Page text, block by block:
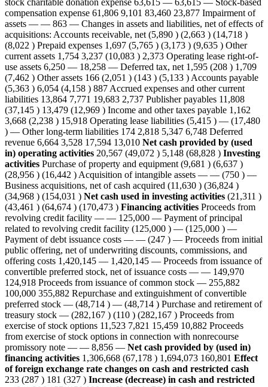
stock charitable donation expense 63,615 — 63,615 — Stock-based
compensation expense 61,806 9,101 83,460 23,877 Impairment of
assets — — 863 — Changes in assets and liabilities, net of effects of
acquisitions: Accounts receivable, net (5,890 ) (2,663 ) (14,718 )
(8,022 ) Prepaid expenses 1,697 (5,765 ) (3,173 ) (9,635 ) Other
current assets 1,754 3,237 (10,083 ) 2,373 Operating lease right-of-
use assets 6,250 — 18,258 — Deferred tax, net 1,595 (208 ) 1,709
(7,462 ) Other assets 166 (2,051 ) (143 ) (5,133 ) Accounts payable
(5,363 ) 6,054 (4,158 ) 887 Accrued expenses and other current
liabilities 13,864 7,771 19,683 2,737 Publisher payables 11,808
(37,145 ) 13,479 (12,969 ) Income and other taxes payable 1,162
3,668 (2,238 ) 15,918 Operating lease liabilities (5,415 ) — (17,480
) — Other long-term liabilities 174 2,818 5,347 6,748 Deferred
revenue 6,664 3,528 17,594 13,010 Net cash provided by (used
in) operating activities 20,567 (49,072 ) 5,148 (68,828 ) Investing
activities Purchase of property and equipment (9,681 ) (6,637 )
(28,956 ) (16,442 ) Acquisition of intangible assets — — (750 ) —
Business acquisitions, net of cash acquired (11,630 ) (36,824 )
(34,968 ) (154,031 ) Net cash used in investing activities (21,311 )
(43,461 ) (64,674 ) (170,473 ) Financing activities Proceeds from
revolving credit facility — — 125,000 — Payment of principal
related to revolving credit facility (125,000 ) — (125,000 ) —
Payment of debt issuance costs — — (247 ) — Proceeds from initial
public offering, net of underwriting discounts, commissions, and
offering costs 1,420,145 — 1,420,145 — Proceeds from issuance of
convertible preferred stock, net of issuance costs — — 149,970
124,918 Proceeds from issuance of common stock — 255,882
100,000 355,882 Repurchase and extinguishment of convertible
preferred stock — (48,714 ) — (48,714 ) Purchase and retirement of
treasury stock — (282,167 ) (110 ) (282,167 ) Proceeds from
exercise of stock options 11,523 7,821 15,459 10,882 Proceeds
from exercise of stock options in connection with nonrecourse
promissory note — — 8,856 — Net cash provided by (used in)
financing activities 1,306,668 (67,178 ) 1,694,073 160,801 Effect
of foreign exchange rate changes on cash and restricted cash
233 (287 ) 181 (327 ) Increase (decrease) in cash and restricted